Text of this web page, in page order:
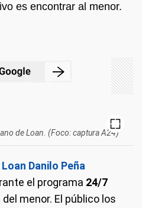
es encontrar al menor.
de Loan. (Foco: captura A24)
Loan Danilo Peña
el programa 24/7
menor. El público los